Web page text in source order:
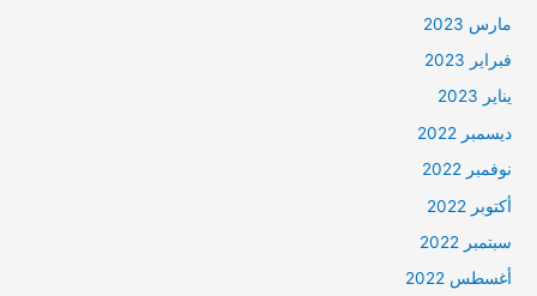
مارس 2023
فبراير 2023
يناير 2023
ديسمبر 2022
نوفمبر 2022
أكتوبر 2022
سبتمبر 2022
أغسطس 2022